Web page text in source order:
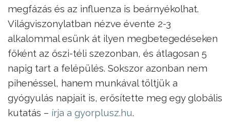
megfázás és az influenza is beárnyékolhat.
Világviszonylatban nézve évente 2-3
alkalommal esünk át ilyen megbetegedéseken
főként az őszi-téli szezonban, és átlagosan 5
napig tart a felépülés. Sokszor azonban nem
pihenéssel, hanem munkával töltjük a
gyógyulás napjait is, erősítette meg egy globális
kutatás – írja a gyorplusz.hu.